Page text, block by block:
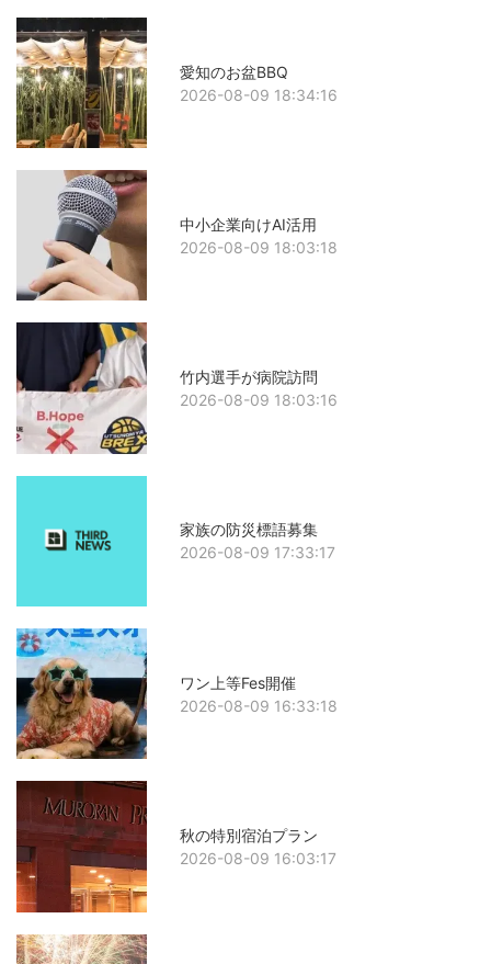
愛知のお盆BBQ
2026-08-09 18:34:16
中小企業向けAI活用
2026-08-09 18:03:18
竹内選手が病院訪問
2026-08-09 18:03:16
家族の防災標語募集
2026-08-09 17:33:17
ワン上等Fes開催
2026-08-09 16:33:18
秋の特別宿泊プラン
2026-08-09 16:03:17